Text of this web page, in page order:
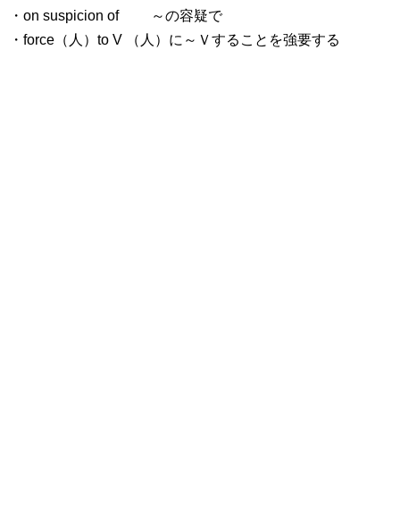
・on suspicion of ～の容疑で
・force（人）to V （人）に～Ｖすることを強要する